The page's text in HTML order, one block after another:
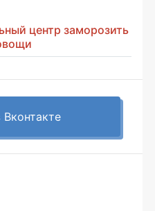
центр заморозить
Вконтакте